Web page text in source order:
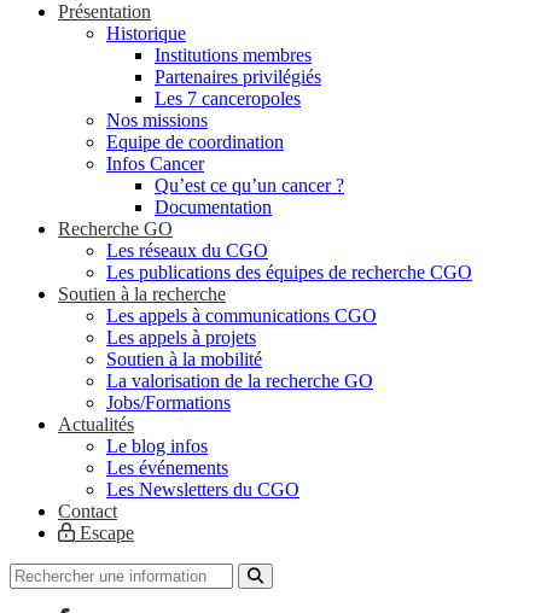
Présentation
Historique
Institutions membres
Partenaires privilégiés
Les 7 canceropoles
Nos missions
Equipe de coordination
Infos Cancer
Qu’est ce qu’un cancer ?
Documentation
Recherche GO
Les réseaux du CGO
Les publications des équipes de recherche CGO
Soutien à la recherche
Les appels à communications CGO
Les appels à projets
Soutien à la mobilité
La valorisation de la recherche GO
Jobs/Formations
Actualités
Le blog infos
Les événements
Les Newsletters du CGO
Contact
Escape